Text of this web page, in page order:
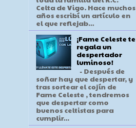
Celta de Vigo. Hace muchos
años escribí un artículo en
el que reflejab...
¡Fame Celeste te
regala un
despertador
luminoso!
- Después de
soñar hay que despertar, y
tras sortear el cojín de
Fame Celeste , tendremos
que despertar como
buenos celtistas para
cumplir...